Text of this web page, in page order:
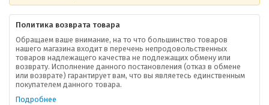
Политика возврата товара
Обращаем ваше внимание, на то что большинство товаров
нашего магазина входит в перечень непродовольственных
товаров надлежащего качества не подлежащих обмену или
возврату. Исполнение данного постановления (отказ в обмене
или возврате) гарантирует вам, что вы являетесь единственным
покупателем данного товара.
Подробнее
О компании
Ваша скидка